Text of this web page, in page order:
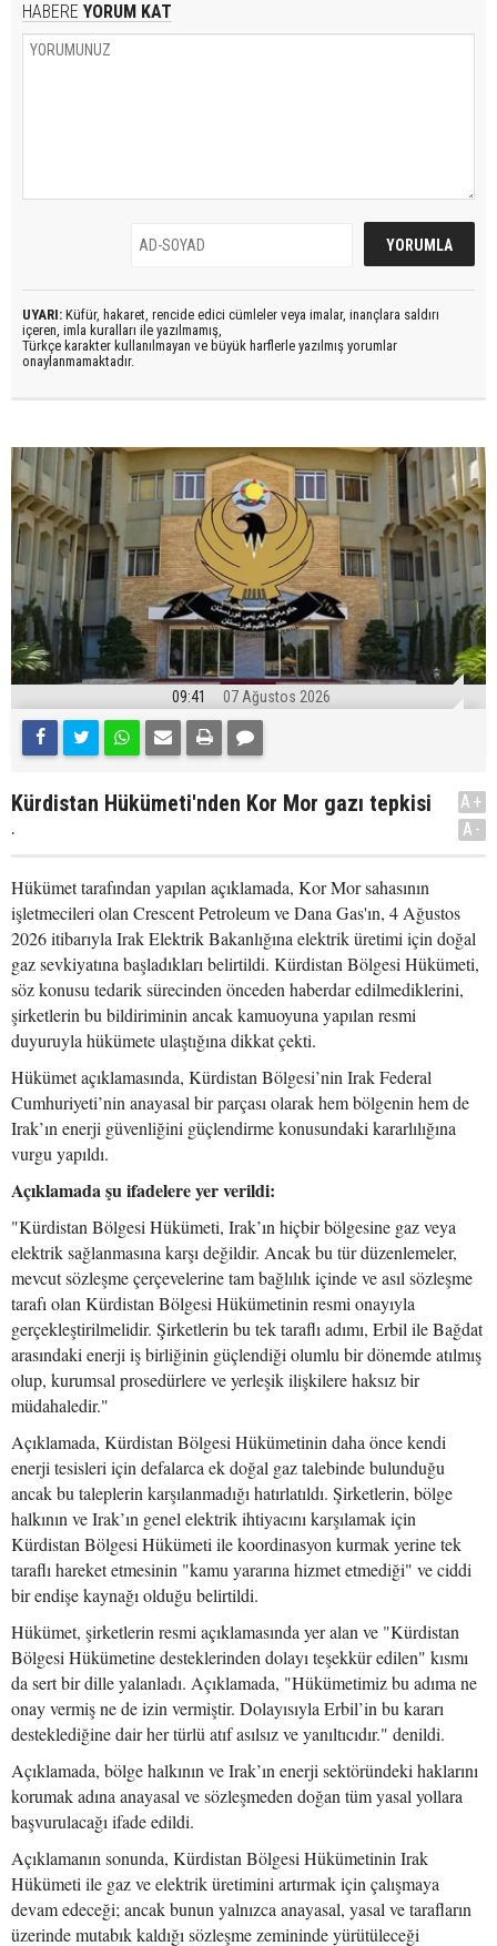
HABERE YORUM KAT
UYARI: Küfür, hakaret, rencide edici cümleler veya imalar, inançlara saldırı
içeren, imla kuralları ile yazılmamış,
Türkçe karakter kullanılmayan ve büyük harflerle yazılmış yorumlar
onaylanmamaktadır.
09:41 07 Ağustos 2026
Kürdistan Hükümeti'nden Kor Mor gazı tepkisi
.
A+
A-
Hükümet tarafından yapılan açıklamada, Kor Mor sahasının
işletmecileri olan Crescent Petroleum ve Dana Gas'ın, 4 Ağustos
2026 itibarıyla Irak Elektrik Bakanlığına elektrik üretimi için doğal
gaz sevkiyatına başladıkları belirtildi. Kürdistan Bölgesi Hükümeti,
söz konusu tedarik sürecinden önceden haberdar edilmediklerini,
şirketlerin bu bildiriminin ancak kamuoyuna yapılan resmi
duyuruyla hükümete ulaştığına dikkat çekti.
Hükümet açıklamasında, Kürdistan Bölgesi’nin Irak Federal
Cumhuriyeti’nin anayasal bir parçası olarak hem bölgenin hem de
Irak’ın enerji güvenliğini güçlendirme konusundaki kararlılığına
vurgu yapıldı.
Açıklamada şu ifadelere yer verildi:
"Kürdistan Bölgesi Hükümeti, Irak’ın hiçbir bölgesine gaz veya
elektrik sağlanmasına karşı değildir. Ancak bu tür düzenlemeler,
mevcut sözleşme çerçevelerine tam bağlılık içinde ve asıl sözleşme
tarafı olan Kürdistan Bölgesi Hükümetinin resmi onayıyla
gerçekleştirilmelidir. Şirketlerin bu tek taraflı adımı, Erbil ile Bağdat
arasındaki enerji iş birliğinin güçlendiği olumlu bir dönemde atılmış
olup, kurumsal prosedürlere ve yerleşik ilişkilere haksız bir
müdahaledir."
Açıklamada, Kürdistan Bölgesi Hükümetinin daha önce kendi
enerji tesisleri için defalarca ek doğal gaz talebinde bulunduğu
ancak bu taleplerin karşılanmadığı hatırlatıldı. Şirketlerin, bölge
halkının ve Irak’ın genel elektrik ihtiyacını karşılamak için
Kürdistan Bölgesi Hükümeti ile koordinasyon kurmak yerine tek
taraflı hareket etmesinin "kamu yararına hizmet etmediği" ve ciddi
bir endişe kaynağı olduğu belirtildi.
Hükümet, şirketlerin resmi açıklamasında yer alan ve "Kürdistan
Bölgesi Hükümetine desteklerinden dolayı teşekkür edilen" kısmı
da sert bir dille yalanladı. Açıklamada, "Hükümetimiz bu adıma ne
onay vermiş ne de izin vermiştir. Dolayısıyla Erbil’in bu kararı
desteklediğine dair her türlü atıf asılsız ve yanıltıcıdır." denildi.
Açıklamada, bölge halkının ve Irak’ın enerji sektöründeki haklarını
korumak adına anayasal ve sözleşmeden doğan tüm yasal yollara
başvurulacağı ifade edildi.
Açıklamanın sonunda, Kürdistan Bölgesi Hükümetinin Irak
Hükümeti ile gaz ve elektrik üretimini artırmak için çalışmaya
devam edeceği; ancak bunun yalnızca anayasal, yasal ve tarafların
üzerinde mutabık kaldığı sözleşme zemininde yürütüleceği